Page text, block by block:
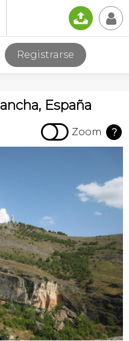
📤 👤
Registrarse
España
 Zoom ?